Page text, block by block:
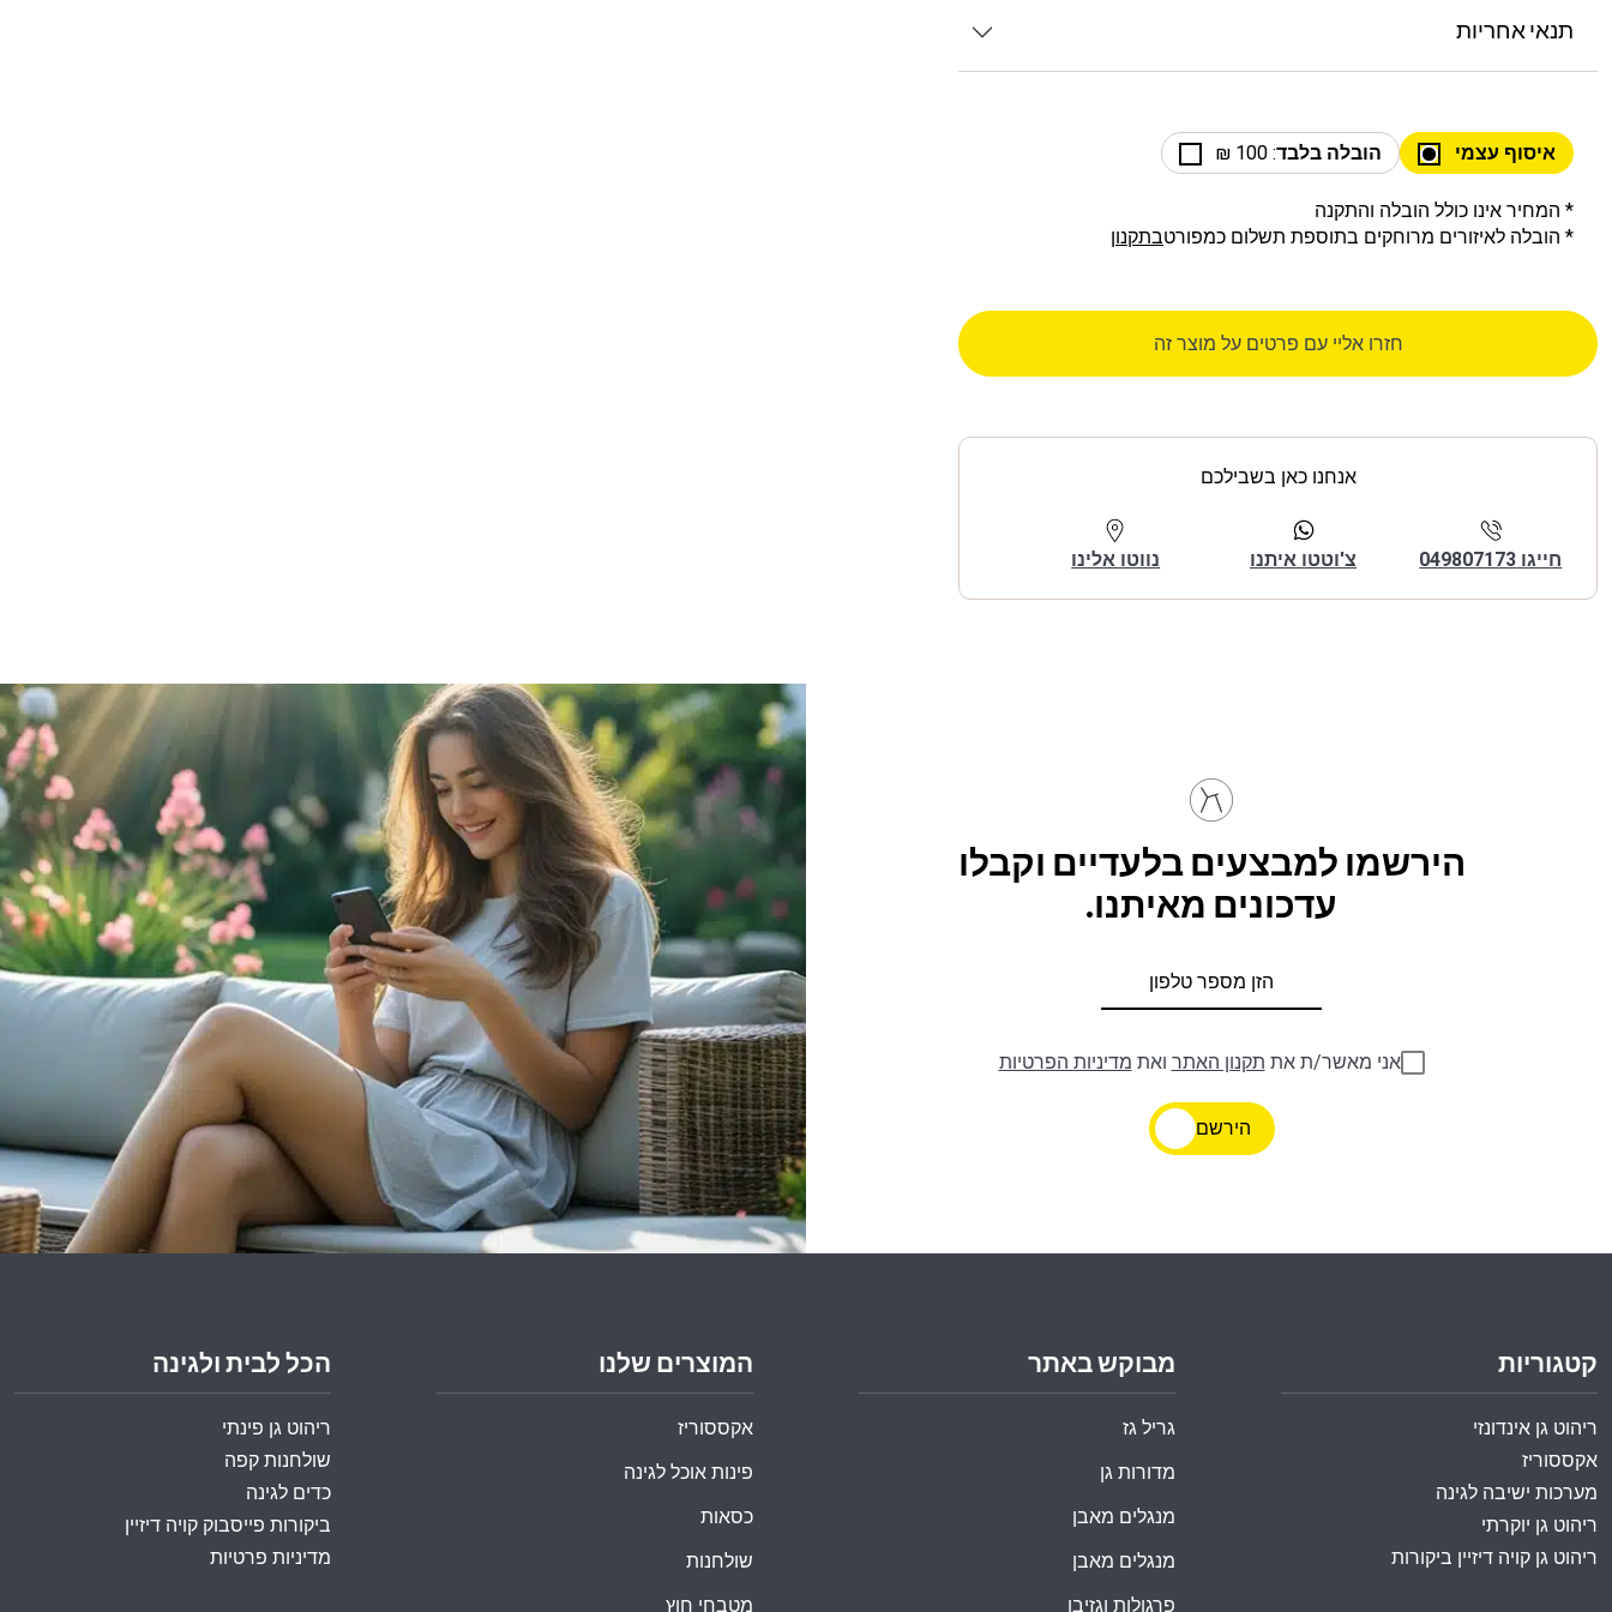
תנאי אחריות
איסוף עצמי הובלה בלבד: 100 ₪
* המחיר אינו כולל הובלה והתקנה
* הובלה לאיזורים מרוחקים בתוספת תשלום כמפורטבתקנון
חזרו אליי עם פרטים על מוצר זה
אנחנו כאן בשבילכם
חייגו 049807173 צ'וטטו איתנו נווטו אלינו
הירשמו למבצעים בלעדיים וקבלו
עדכונים מאיתנו.
אני מאשר/ת את תקנון האתר ואת מדיניות הפרטיות
הירשם
הכל לבית ולגינה
ריהוט גן פינתי
שולחנות קפה
כדים לגינה
ביקורות פייסבוק קויה דיזיין
מדיניות פרטיות
המוצרים שלנו
אקססוריז
פינות אוכל לגינה
כסאות
שולחנות
מטבחי חוץ
מבוקש באתר
גריל גז
מדורות גן
מנגלים מאבן
מנגלים מאבן
פרגולות וגזיבו
קטגוריות
ריהוט גן אינדונזי
אקססוריז
מערכות ישיבה לגינה
ריהוט גן יוקרתי
ריהוט גן קויה דיזיין ביקורות